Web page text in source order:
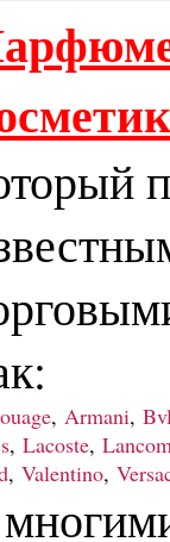
, Armani,
, Lacoste,
, Valentino,